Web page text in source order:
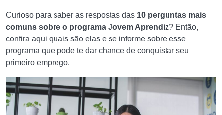
Curioso para saber as respostas das 10 perguntas mais
comuns sobre o programa Jovem Aprendiz? Então,
confira aqui quais são elas e se informe sobre esse
programa que pode te dar chance de conquistar seu
primeiro emprego.